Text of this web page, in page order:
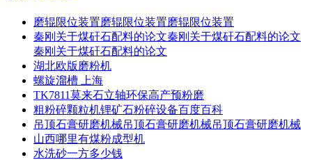
磨辊限位装置磨辊限位装置磨辊限位装置
秦刚关于煤矸石配料的论文秦刚关于煤矸石配料的论文
秦刚关于煤矸石配料的论文
湖北欧版磨粉机
螺旋溜槽 上海
TK7811莫来石立轴环保高产预粉磨
粗粉碎颗粒机锂矿石粉碎设备百度百科
吊顶石膏研磨机械吊顶石膏研磨机械吊顶石膏研磨机械
山西哪里有煤粉成型机
水洗砂一方多少钱